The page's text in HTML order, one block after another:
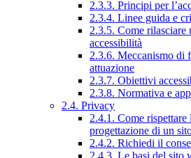
2.3.3. Principi per
2.3.4. Linee guida e
2.3.5. Come rilasciare
accessibilità
2.3.6. Meccanismo di
attuazione
2.3.7. Obiettivi
2.3.8. Normativa e
2.4. Privacy
2.4.1. Come
progettazione di un
2.4.2. Richiedi il
2.4.3. Le basi del sito